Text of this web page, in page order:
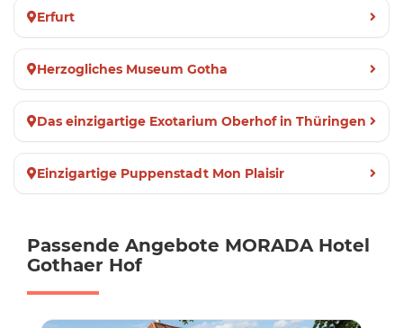
Erfurt
Herzogliches Museum Gotha
Das einzigartige Exotarium Oberhof in Thüringen
Einzigartige Puppenstadt Mon Plaisir
Passende Angebote MORADA Hotel
Gothaer Hof